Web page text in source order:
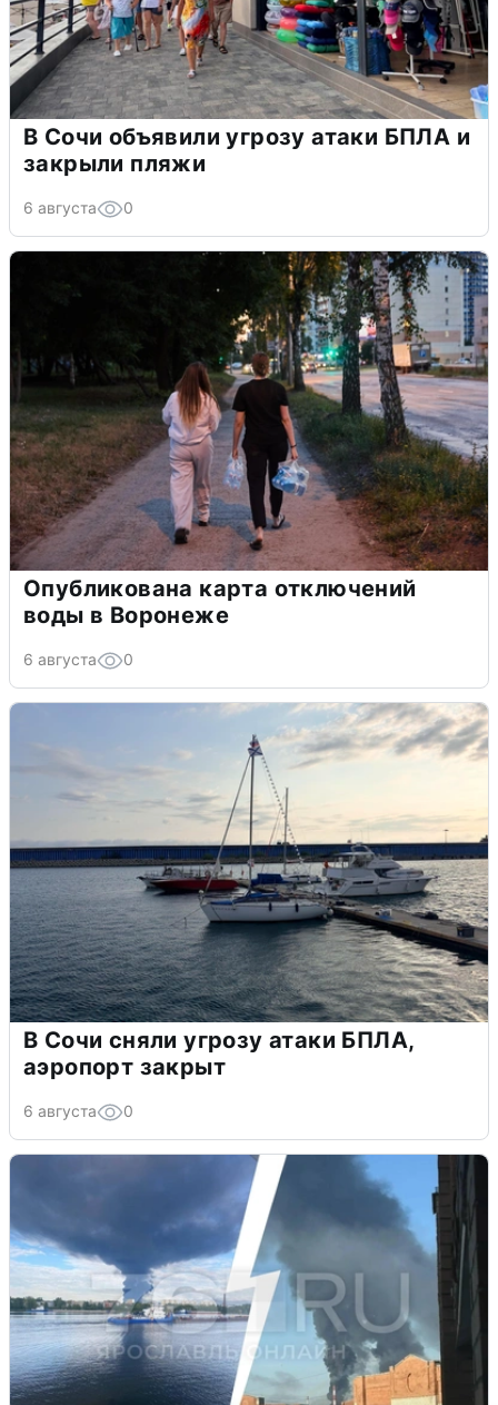
В Сочи объявили угрозу атаки БПЛА и
закрыли пляжи
6 августа 0
Опубликована карта отключений
воды в Воронеже
6 августа 0
В Сочи сняли угрозу атаки БПЛА,
аэропорт закрыт
6 августа 0